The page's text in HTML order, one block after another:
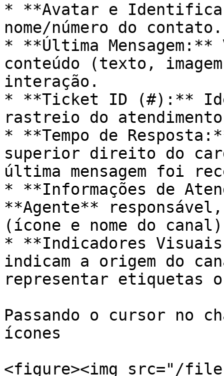
* **Avatar e
nome/número do contato.
* **Última
conteúdo (texto,
interação.
* **Ticket ID (#):**
rastreio do
* **Tempo de
superior direito do
última mensagem foi
* **Informações de
**Agente**
(ícone e nome do
* **Indicadores
indicam a origem do
representar etiquetas
Passando o cursor no
ícones
<figure><img src="/files/